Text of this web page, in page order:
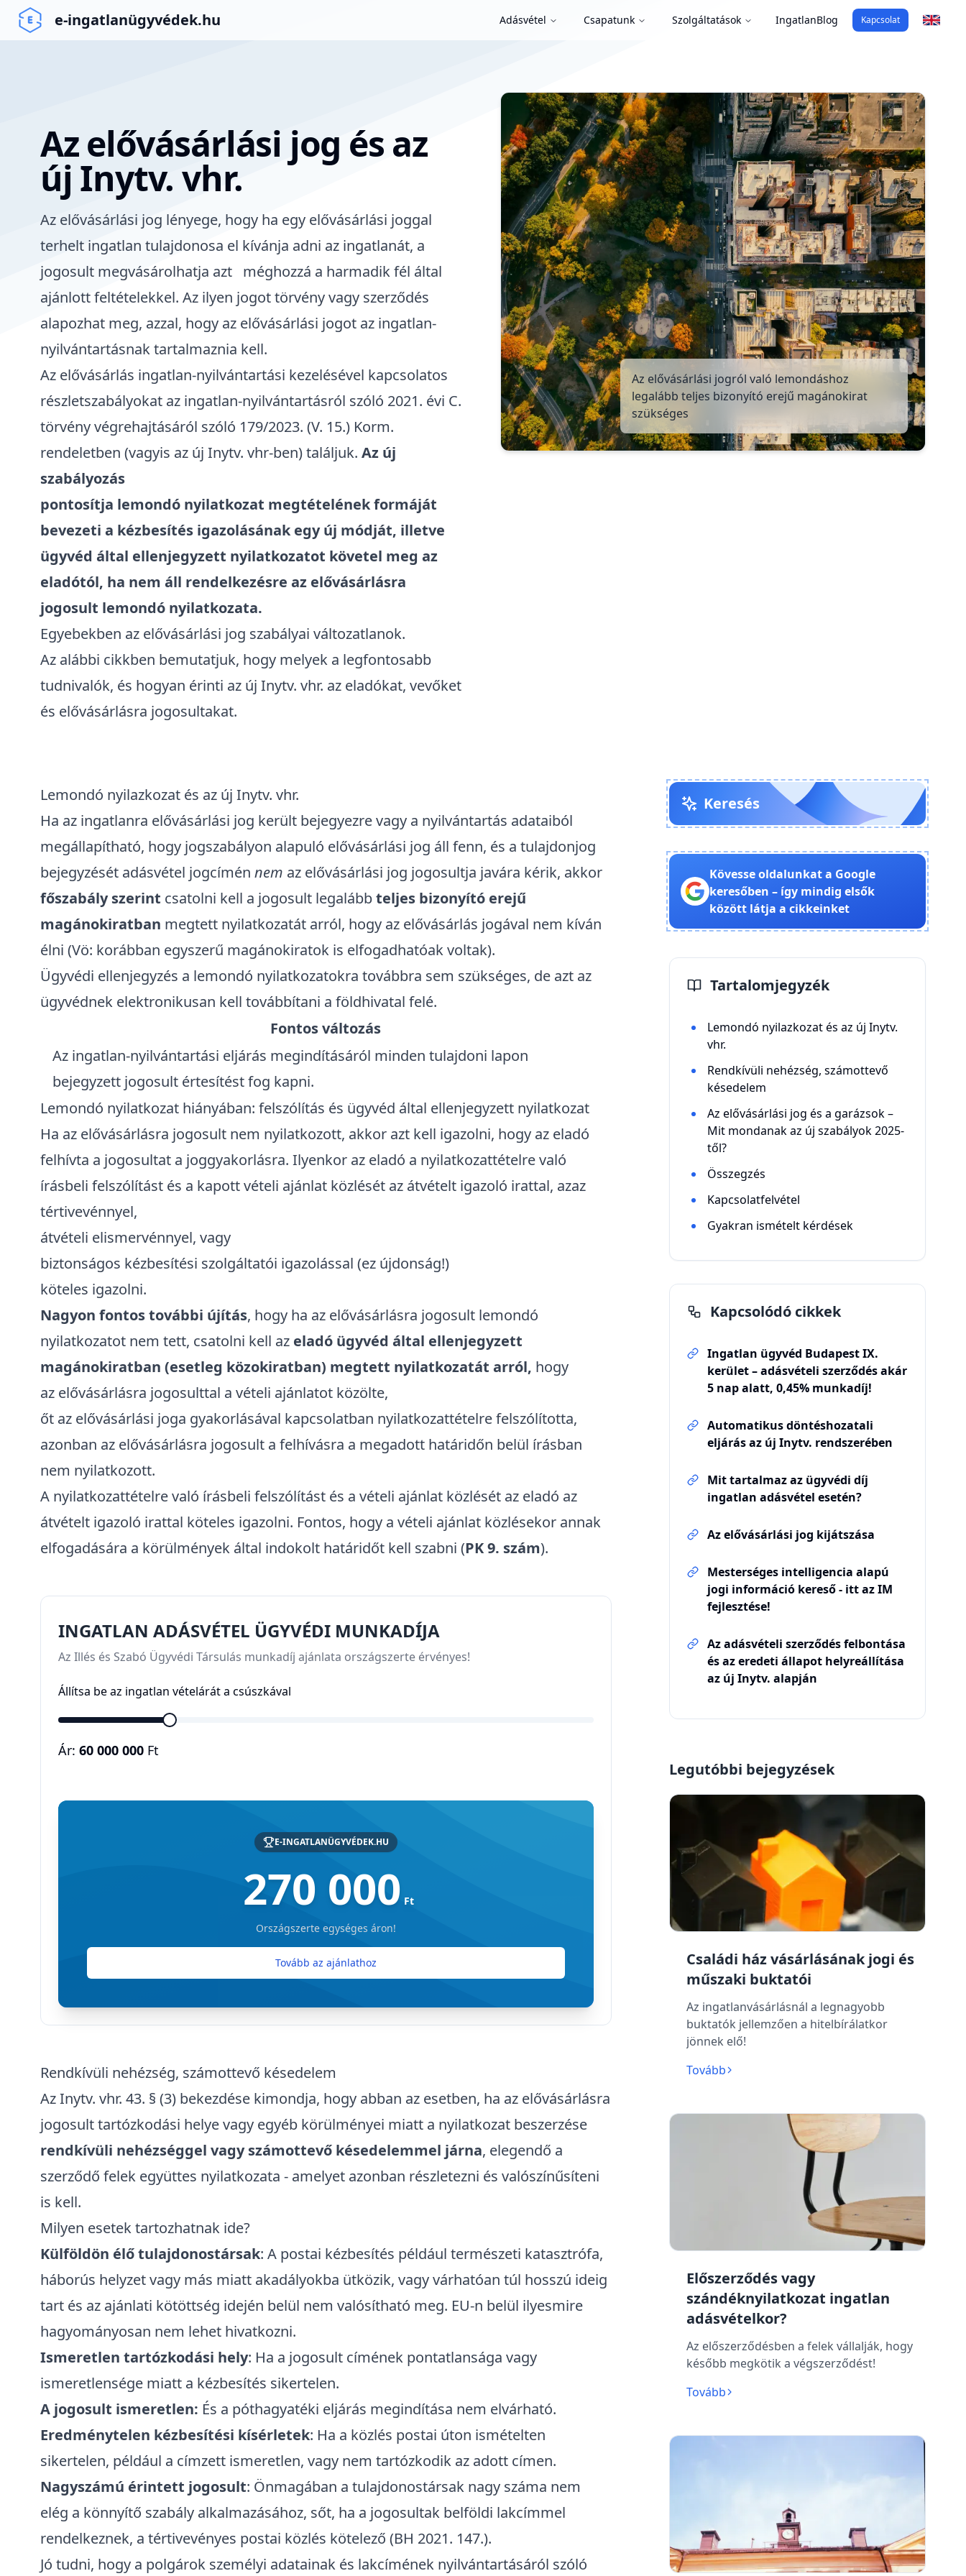
e-ingatlanügyvédek.hu Adásvétel Csapatunk Szolgáltatások IngatlanBlog Kapcsolat
Az elővásárlási jog és az
új Inytv. vhr.
Az elővásárlási jog lényege, hogy ha egy elővásárlási joggal
terhelt ingatlan tulajdonosa el kívánja adni az ingatlanát, a
jogosult megvásárolhatja azt méghozzá a harmadik fél által
ajánlott feltételekkel. Az ilyen jogot törvény vagy szerződés
alapozhat meg, azzal, hogy az elővásárlási jogot az ingatlan-
nyilvántartásnak tartalmaznia kell.
Az elővásárlás ingatlan-nyilvántartási kezelésével kapcsolatos
részletszabályokat az ingatlan-nyilvántartásról szóló 2021. évi C.
törvényvégrehajtásáról szóló 179/2023. (V. 15.) Korm.
rendeletben (vagyis az új Inytv. vhr-ben) találjuk. Az új
szabályozás
pontosítja lemondó nyilatkozat megtételének formáját
bevezeti a kézbesítés igazolásának egy új módját, illetve
ügyvéd által ellenjegyzett nyilatkozatot követel meg az
eladótól, ha nem áll rendelkezésre az elővásárlásra
jogosult lemondó nyilatkozata.
Egyebekben az elővásárlási jog szabályai változatlanok.
Az alábbi cikkben bemutatjuk, hogy melyek a legfontosabb
tudnivalók, és hogyan érinti az új Inytv. vhr. az eladókat, vevőket
és elővásárlásra jogosultakat.
Az elővásárlási jogról való lemondáshoz
legalább teljes bizonyító erejű magánokirat
szükséges
Lemondó nyilazkozat és az új Inytv. vhr.
Ha az ingatlanra elővásárlási jog került bejegyezre vagy a nyilvántartás adataiból
megállapítható, hogy jogszabályon alapuló elővásárlási jog áll fenn, és a tulajdonjog
bejegyzését adásvétel jogcímén nem az elővásárlási jog jogosultja javára kérik, akkor
főszabály szerint csatolni kell a jogosult legalábbteljes bizonyító erejű
magánokiratban megtett nyilatkozatát arról, hogy az elővásárlás jogával nem kíván
élni (Vö: korábban egyszerű magánokiratok is elfogadhatóak voltak).
Ügyvédi ellenjegyzés a lemondó nyilatkozatokra továbbra sem szükséges, de azt az
ügyvédnek elektronikusan kell továbbítani a földhivatal felé.
Fontos változás
Az ingatlan-nyilvántartási eljárás megindításáról minden tulajdoni lapon
bejegyzett jogosult értesítést fog kapni.
Lemondó nyilatkozat hiányában: felszólítás és ügyvéd által ellenjegyzett nyilatkozat
Ha az elővásárlásra jogosult nem nyilatkozott, akkor azt kell igazolni, hogy az eladó
felhívta a jogosultat a joggyakorlásra. Ilyenkor az eladó a nyilatkozattételre való
írásbeli felszólítást és a kapott vételi ajánlat közlését az átvételt igazoló irattal, azaz
tértivevénnyel,
átvételi elismervénnyel, vagy
biztonságos kézbesítési szolgáltatói igazolással (ez újdonság!)
köteles igazolni.
Nagyon fontos további újítás, hogy ha az elővásárlásra jogosult lemondó
nyilatkozatot nem tett, csatolni kell az eladó ügyvéd által ellenjegyzett
magánokiratban (esetleg közokiratban) megtett nyilatkozatát arról, hogy
az elővásárlásra jogosulttal a vételi ajánlatot közölte,
őt az elővásárlási joga gyakorlásával kapcsolatban nyilatkozattételre felszólította,
azonban az elővásárlásra jogosult a felhívásra a megadott határidőn belül írásban
nem nyilatkozott.
A nyilatkozattételre való írásbeli felszólítást és a vételi ajánlat közlését az eladó az
átvételt igazoló irattal köteles igazolni. Fontos, hogy a vételi ajánlat közlésekor annak
elfogadására a körülmények által indokolt határidőt kell szabni (PK 9. szám).
INGATLAN ADÁSVÉTEL ÜGYVÉDI MUNKADÍJA
Az Illés és Szabó Ügyvédi Társulás munkadíj ajánlata országszerte érvényes!
Állítsa be az ingatlan vételárát a csúszkával
Ár: 60 000 000 Ft
E-INGATLANÜGYVÉDEK.HU
270 000 Ft
Országszerte egységes áron!
Tovább az ajánlathoz
Rendkívüli nehézség, számottevő késedelem
Az Inytv. vhr. 43. § (3) bekezdése kimondja, hogy abban az esetben, ha az elővásárlásra
jogosult tartózkodási helye vagy egyéb körülményei miatt a nyilatkozat beszerzése
rendkívüli nehézséggel vagy számottevő késedelemmel járna, elegendő a
szerződő felek együttes nyilatkozata - amelyet azonban részletezni és valószínűsíteni
is kell.
Milyen esetek tartozhatnak ide?
Külföldön élő tulajdonostársak: A postai kézbesítés például természeti katasztrófa,
háborús helyzet vagy más miatt akadályokba ütközik, vagy várhatóan túl hosszú ideig
tart és az ajánlati kötöttség idején belül nem valósítható meg. EU-n belül ilyesmire
hagyományosan nem lehet hivatkozni.
Ismeretlen tartózkodási hely: Ha a jogosult címének pontatlansága vagy
ismeretlensége miatt a kézbesítés sikertelen.
A jogosult ismeretlen: És a póthagyatéki eljárás megindítása nem elvárható.
Eredménytelen kézbesítési kísérletek: Ha a közlés postai úton ismételten
sikertelen, például a címzett ismeretlen, vagy nem tartózkodik az adott címen.
Nagyszámú érintett jogosult: Önmagában a tulajdonostársak nagy száma nem
elég a könnyítő szabály alkalmazásához, sőt, ha a jogosultak belföldi lakcímmel
rendelkeznek, a tértivevényes postai közlés kötelező (BH 2021. 147.).
Jó tudni, hogy a polgárok személyi adatainak és lakcímének nyilvántartásáról szóló
Keresés
Kövesse oldalunkat a Google
keresőben – így mindig elsők
között látja a cikkeinket
Tartalomjegyzék
Lemondó nyilazkozat és az új Inytv.
vhr.
Rendkívüli nehézség, számottevő
késedelem
Az elővásárlási jog és a garázsok –
Mit mondanak az új szabályok 2025-
től?
Összegzés
Kapcsolatfelvétel
Gyakran ismételt kérdések
Kapcsolódó cikkek
Ingatlan ügyvéd Budapest IX.
kerület – adásvételi szerződés akár
5 nap alatt, 0,45% munkadíj!
Automatikus döntéshozatali
eljárás az új Inytv. rendszerében
Mit tartalmaz az ügyvédi díj
ingatlan adásvétel esetén?
Az elővásárlási jog kijátszása
Mesterséges intelligencia alapú
jogi információ kereső - itt az IM
fejlesztése!
Az adásvételi szerződés felbontása
és az eredeti állapot helyreállítása
az új Inytv. alapján
Legutóbbi bejegyzések
Családi ház vásárlásának jogi és
műszaki buktatói
Az ingatlanvásárlásnál a legnagyobb
buktatók jellemzően a hitelbírálatkor
jönnek elő!
Tovább
Előszerződés vagy
szándéknyilatkozat ingatlan
adásvételkor?
Az előszerződésben a felek vállalják, hogy
később megkötik a végszerződést!
Tovább